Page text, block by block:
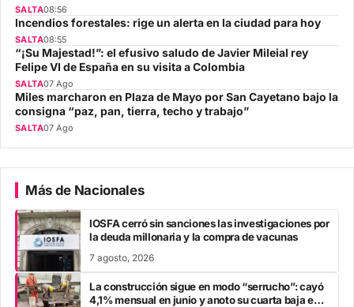
SALTA08:56
Incendios forestales: rige un alerta en la ciudad para hoy
SALTA08:55
“¡Su Majestad!”: el efusivo saludo de Javier Mileial rey
Felipe VI de España en su visita a Colombia
SALTA07 Ago
Miles marcharon en Plaza de Mayo por San Cayetano bajo la
consigna “paz, pan, tierra, techo y trabajo”
SALTA07 Ago
Más de Nacionales
IOSFA cerró sin sanciones las investigaciones por
la deuda millonaria y la compra de vacunas
7 agosto, 2026
La construcción sigue en modo “serrucho”: cayó
4,1% mensual en junio y anoto su cuarta baja en